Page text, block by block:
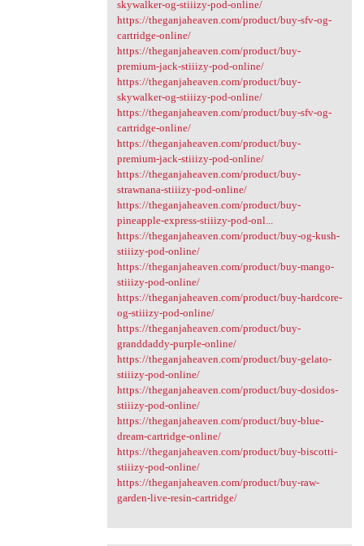
skywalker-og-stiiizy-pod-online/
https://theganjaheaven.com/product/buy-sfv-og-
cartridge-online/
https://theganjaheaven.com/product/buy-
premium-jack-stiiizy-pod-online/
https://theganjaheaven.com/product/buy-
skywalker-og-stiiizy-pod-online/
https://theganjaheaven.com/product/buy-sfv-og-
cartridge-online/
https://theganjaheaven.com/product/buy-
premium-jack-stiiizy-pod-online/
https://theganjaheaven.com/product/buy-
strawnana-stiiizy-pod-online/
https://theganjaheaven.com/product/buy-
pineapple-express-stiiizy-pod-onl...
https://theganjaheaven.com/product/buy-og-kush-
stiiizy-pod-online/
https://theganjaheaven.com/product/buy-mango-
stiiizy-pod-online/
https://theganjaheaven.com/product/buy-hardcore-
og-stiiizy-pod-online/
https://theganjaheaven.com/product/buy-
granddaddy-purple-online/
https://theganjaheaven.com/product/buy-gelato-
stiiizy-pod-online/
https://theganjaheaven.com/product/buy-dosidos-
stiiizy-pod-online/
https://theganjaheaven.com/product/buy-blue-
dream-cartridge-online/
https://theganjaheaven.com/product/buy-biscotti-
stiiizy-pod-online/
https://theganjaheaven.com/product/buy-raw-
garden-live-resin-cartridge/